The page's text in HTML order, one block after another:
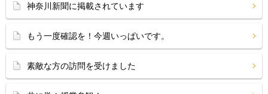
神奈川新聞に掲載されています
もう一度確認を！今週いっぱいです。
素敵な方の訪問を受けました